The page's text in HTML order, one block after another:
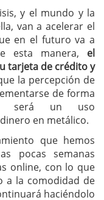
y el mundo y la
van a acelerar el
en el futuro va a
esta manera, el
tarjeta de crédito y
la percepción de
de forma
será un uso
en metálico.
que hemos
pocas semanas
online, con lo que
a la comodidad de
haciéndolo